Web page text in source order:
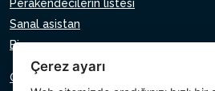
Perakendecilerin listesi
Sanal asistan
Bize yazın
Gizlilik Politikası
Çerez ayarı